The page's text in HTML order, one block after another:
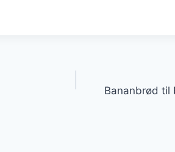
Bananbrød til